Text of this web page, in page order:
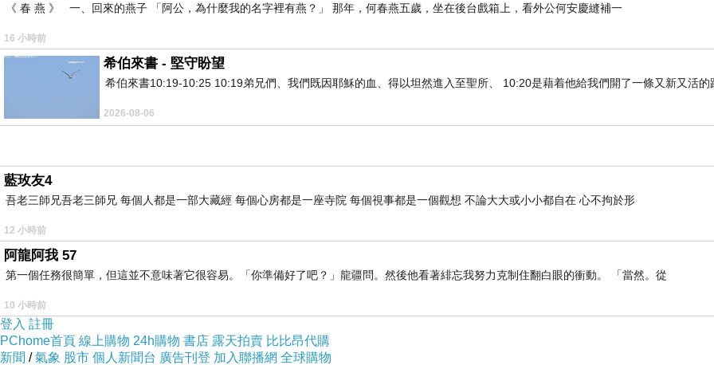
《 春 燕 》 一、回來的燕子 「阿公，為什麼我的名字裡有燕？」 那年，何春燕五歲，坐在後台戲箱上，看外公何安慶縫補一
16 小時前
希伯來書 - 堅守盼望
希伯來書10:19-10:25 10:19弟兄們、我們既因耶穌的血、得以坦然進入至聖所、 10:20是藉着他給我們開了一條又新又活的
2026-08-06
藍玫友4
吾老三師兄吾老三師兄 每個人都是一部大藏經 每個心房都是一座寺院 每個視事都是一個觀想 不論大大或小小都自在 心不拘於形
12 小時前
阿龍阿我 57
第一個任務很簡單，但這並不意味著它很容易。「你準備好了吧？」龍疆問。然後他看著緋忘我努力克制住翻白眼的衝動。 「當然。從
10 小時前
登入 註冊
PChome首頁 線上購物 24h購物 書店 露天拍賣 比比昂代購
新聞 /氣象 股市 個人新聞台 廣告刊登 加入聯播網 全球購物